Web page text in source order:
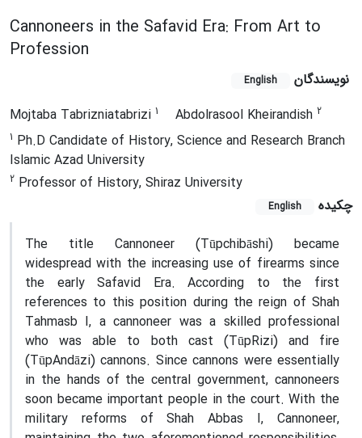
Cannoneers in the Safavid Era: From Art to
Profession
نویسندگان English
Mojtaba Tabrizniatabrizi 1 Abdolrasool Kheirandish 2
1 Ph.D Candidate of History, Science and Research Branch
Islamic Azad University
2 Professor of History, Shiraz University
چکیده
English
The title Cannoneer (Tūpchibāshi) became
widespread with the increasing use of firearms since
the early Safavid Era. According to the first
references to this position during the reign of Shah
Tahmasb I, a cannoneer was a skilled professional
who was able to both cast (TūpRizi) and fire
(TūpAndāzi) cannons. Since cannons were essentially
in the hands of the central government, cannoneers
soon became important people in the court. With the
military reforms of Shah Abbas I, Cannoneer,